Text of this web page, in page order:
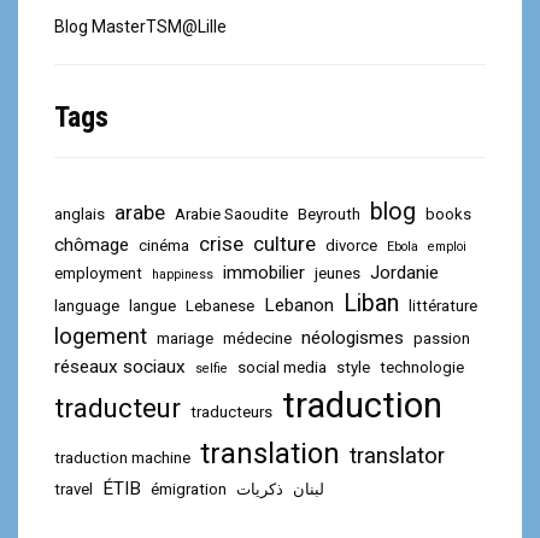
Blog MasterTSM@Lille
Tags
anglais arabe Arabie Saoudite Beyrouth blog books
chômage cinéma crise culture divorce Ebola emploi
employment happiness immobilier jeunes Jordanie
language langue Lebanese Lebanon Liban littérature
logement mariage médecine néologismes passion
réseaux sociaux selfie social media style technologie
traducteur traducteurs traduction
traduction machine translation translator
travel ÉTIB émigration ذكريات لبنان